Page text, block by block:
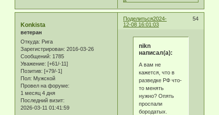
Поделиться 54
2024-
12-08 16:01:03
Konkista
ветеран
Откуда: Рига
Зарегистрирован: 2016-03-26
Сообщений: 1785
Уважение: [+61/-11]
Позитив: [+79/-1]
Пол: Мужской
Провел на форуме:
1 месяц 4 дня
Последний визит:
2026-03-11 01:41:59
nikn
написал(а):
А вам не
кажется, что в
разведке РФ что-
то менять
нужно? Опять
проспали
бородатых.